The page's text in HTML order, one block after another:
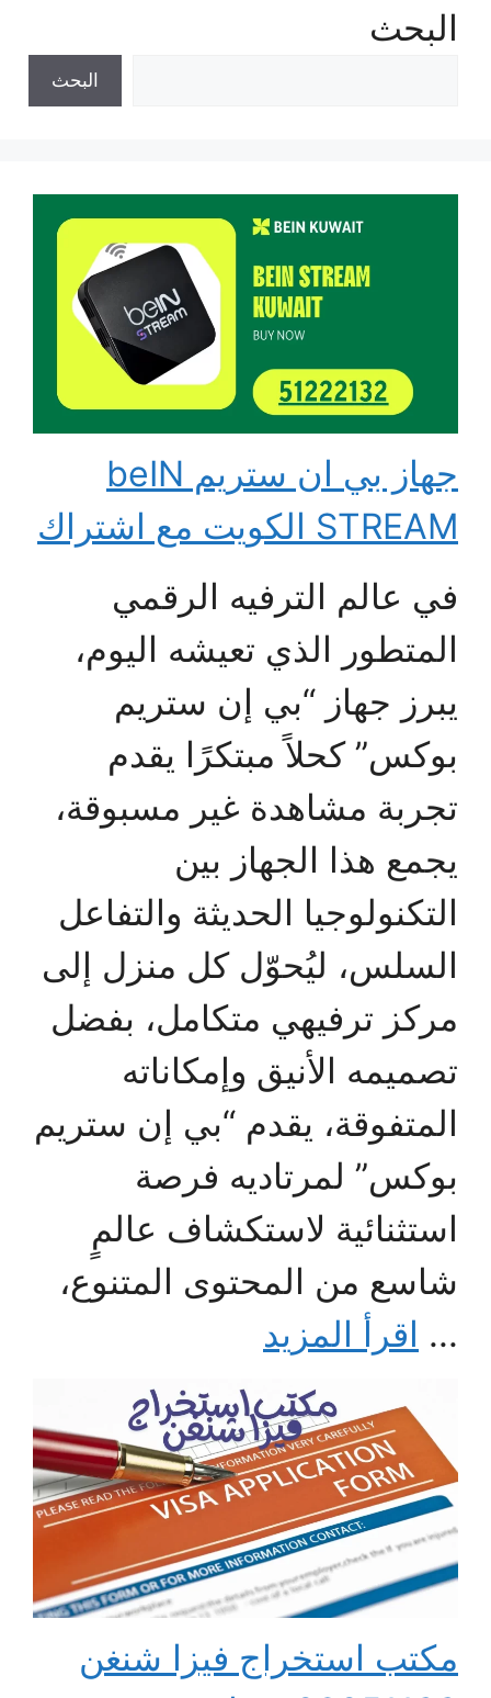
البحث
البحث
جهاز بي ان ستريم beIN
STREAM الكويت مع اشتراك
في عالم الترفيه الرقمي
المتطور الذي تعيشه اليوم،
يبرز جهاز “بي إن ستريم
بوكس” كحلاً مبتكرًا يقدم
تجربة مشاهدة غير مسبوقة،
يجمع هذا الجهاز بين
التكنولوجيا الحديثة والتفاعل
السلس، ليُحوّل كل منزل إلى
مركز ترفيهي متكامل، بفضل
تصميمه الأنيق وإمكاناته
المتفوقة، يقدم “بي إن ستريم
بوكس” لمرتاديه فرصة
استثنائية لاستكشاف عالمٍ
شاسع من المحتوى المتنوع،
... اقرأ المزيد
مكتب استخراج فيزا شنغن